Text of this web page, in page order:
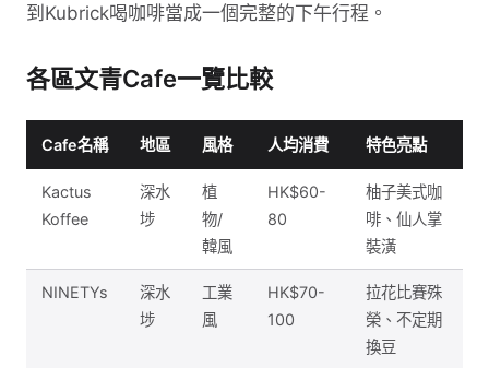
到Kubrick喝咖啡當成一個完整的下午行程。
各區文青Cafe一覽比較
Cafe名稱 地區 風格 人均消費 特色亮點
Kactus
Koffee
深水
埗
植
物/
韓風
HK$60-
80
柚子美式咖
啡、仙人掌
裝潢
NINETYs
深水
埗
工業
風
HK$70-
100
拉花比賽殊
榮、不定期
換豆